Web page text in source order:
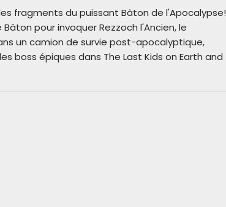
fragments du puissant Bâton de l'Apocalypse!
pour invoquer Rezzoch l'Ancien, le
un camion de survie post-apocalyptique,
épiques dans The Last Kids on Earth and